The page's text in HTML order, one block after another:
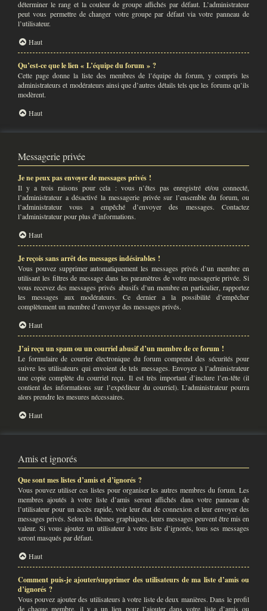
déterminer le rang et la couleur de groupe affichés par défaut. L’administrateur
peut vous permettre de changer votre groupe par défaut via votre panneau de
l’utilisateur.
Haut
Qu’est-ce que le lien « L’équipe du forum » ?
Cette page donne la liste des membres de l’équipe du forum, y compris les
administrateurs et modérateurs ainsi que d’autres détails tels que les forums qu’ils
modèrent.
Haut
Messagerie privée
Je ne peux pas envoyer de messages privés !
Il y a trois raisons pour cela : vous n’êtes pas enregistré et/ou connecté,
l’administrateur a désactivé la messagerie privée sur l’ensemble du forum, ou
l’administrateur vous a empêché d’envoyer des messages. Contactez
l’administrateur pour plus d’informations.
Haut
Je reçois sans arrêt des messages indésirables !
Vous pouvez supprimer automatiquement les messages privés d’un membre en
utilisant les filtres de message dans les paramètres de votre messagerie privée. Si
vous recevez des messages privés abusifs d’un membre en particulier, rapportez
les messages aux modérateurs. Ce dernier a la possibilité d’empêcher
complètement un membre d’envoyer des messages privés.
Haut
J’ai reçu un spam ou un courriel abusif d’un membre de ce forum !
Le formulaire de courrier électronique du forum comprend des sécurités pour
suivre les utilisateurs qui envoient de tels messages. Envoyez à l’administrateur
une copie complète du courriel reçu. Il est très important d’inclure l’en-tête (il
contient des informations sur l’expéditeur du courriel). L’administrateur pourra
alors prendre les mesures nécessaires.
Haut
Amis et ignorés
Que sont mes listes d’amis et d’ignorés ?
Vous pouvez utiliser ces listes pour organiser les autres membres du forum. Les
membres ajoutés à votre liste d’amis seront affichés dans votre panneau de
l’utilisateur pour un accès rapide, voir leur état de connexion et leur envoyer des
messages privés. Selon les thèmes graphiques, leurs messages peuvent être mis en
valeur. Si vous ajoutez un utilisateur à votre liste d’ignorés, tous ses messages
seront masqués par défaut.
Haut
Comment puis-je ajouter/supprimer des utilisateurs de ma liste d’amis ou
d’ignorés ?
Vous pouvez ajouter des utilisateurs à votre liste de deux manières. Dans le profil
de chaque membre, il y a un lien pour l’ajouter dans votre liste d’amis ou